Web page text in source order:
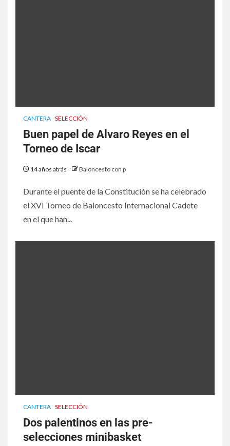
CANTERA SELECCIÓN
Buen papel de Alvaro Reyes en el
Torneo de Iscar
14 años atrás Baloncesto con p
Durante el puente de la Constitución se ha celebrado
el XVI Torneo de Baloncesto Internacional Cadete
en el que han...
CANTERA SELECCIÓN
Dos palentinos en las pre-
selecciones minibasket